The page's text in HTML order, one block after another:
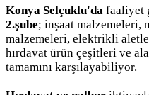
Konya Selçuklu'da faaliyet
2.şube; inşaat malzemeleri,
malzemeleri, elektrikli
hırdavat ürün çeşitleri ve
tamamını karşılayabiliyor.